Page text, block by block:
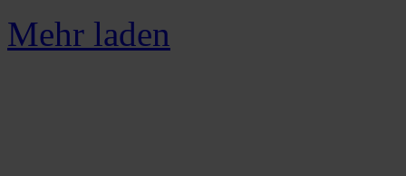
Mehr laden